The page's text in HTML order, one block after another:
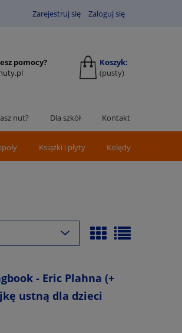
Zarejestruj się Zaloguj się
pomocy?
Koszyk:
(pusty)
nut? Dla szkół Kontakt
Książki i płyty Kolędy
- Eric Plahna (+
ustną dla dzieci